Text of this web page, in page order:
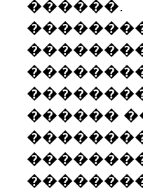
������.
������